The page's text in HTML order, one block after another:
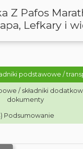
Z Pafos
Lefkary i
podstawowe /
/ składniki
dokumenty
Podsumowanie